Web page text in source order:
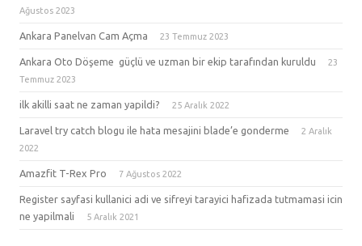
Ağustos 2023
Ankara Panelvan Cam Açma 23 Temmuz 2023
Ankara Oto Döşeme güçlü ve uzman bir ekip tarafından kuruldu
23
Temmuz 2023
ilk akilli saat ne zaman yapildi? 25 Aralık 2022
Laravel try catch blogu ile hata mesajini blade’e gonderme
2 Aralık
2022
Amazfit T-Rex Pro 7 Ağustos 2022
Register sayfasi kullanici adi ve sifreyi tarayici hafizada tutmamasi icin
ne yapilmali
5 Aralık 2021